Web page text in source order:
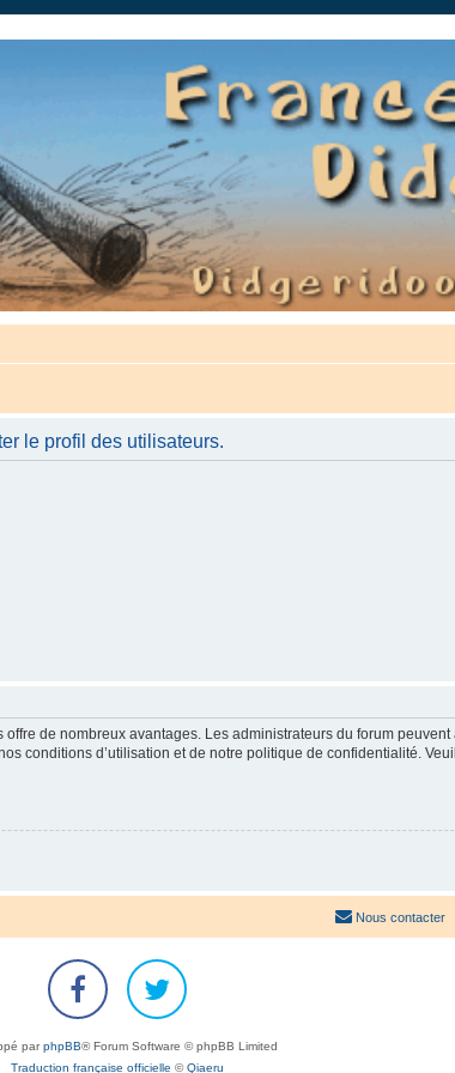
le profil des utilisateurs.
de nombreux avantages. Les administrateurs du forum
conditions d’utilisation et de notre politique de confidentialité.
Nous contacter
parphpBB® Forum Software © phpBB Limited
Traduction française officielle ©Qiaeru